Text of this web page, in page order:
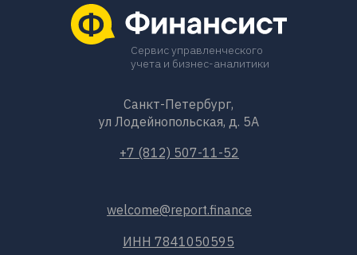
Сервис управленческого
учета и бизнес-аналитики
+7 (812) 507-11-52
Санкт-Петербург,
ул Лодейнопольская, д. 5А
welcome@report.finance
ИНН 7841050595